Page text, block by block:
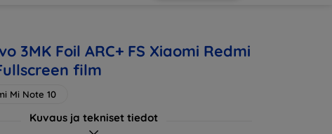
3MK Foil ARC+ FS Xiaomi Redmi
film
Mi Note 10
Kuvaus ja tekniset tiedot